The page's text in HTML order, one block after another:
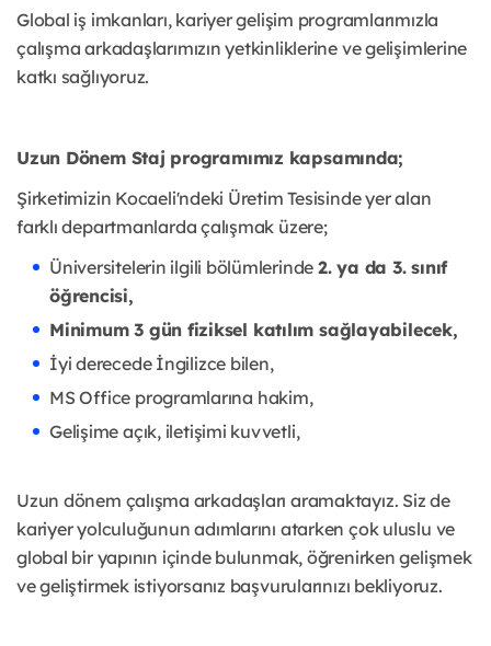
Global iş imkanları, kariyer gelişim programlarımızla
çalışma arkadaşlarımızın yetkinliklerine ve gelişimlerine
katkı sağlıyoruz.
Uzun Dönem Staj programımız kapsamında;
Şirketimizin Kocaeli'ndeki Üretim Tesisinde yer alan
farklı departmanlarda çalışmak üzere;
Üniversitelerin ilgili bölümlerinde 2. ya da 3. sınıf
öğrencisi,
Minimum 3 gün fiziksel katılım sağlayabilecek,
İyi derecede İngilizce bilen,
MS Office programlarına hakim,
Gelişime açık, iletişimi kuvvetli,
Uzun dönem çalışma arkadaşları aramaktayız. Siz de
kariyer yolculuğunun adımlarını atarken çok uluslu ve
global bir yapının içinde bulunmak, öğrenirken gelişmek
ve geliştirmek istiyorsanız başvurularınızı bekliyoruz.